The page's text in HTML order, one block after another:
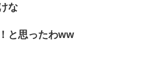
な
と思ったわww